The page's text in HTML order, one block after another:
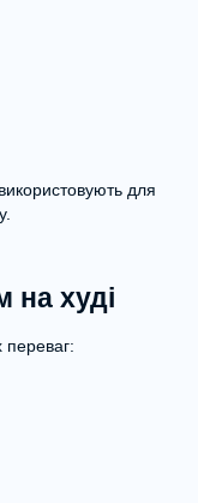
для
на худі